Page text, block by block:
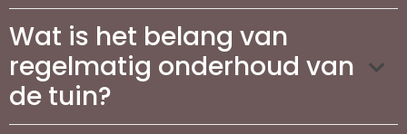
Wat is het belang van
regelmatig onderhoud van
de tuin?